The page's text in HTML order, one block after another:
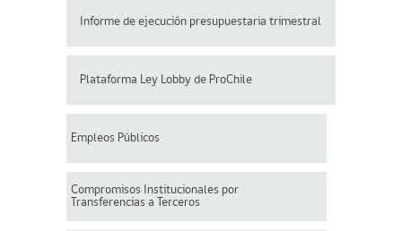
Informe de ejecución presupuestaria trimestral
Plataforma Ley Lobby de ProChile
Empleos Públicos
Compromisos Institucionales por
Transferencias a Terceros